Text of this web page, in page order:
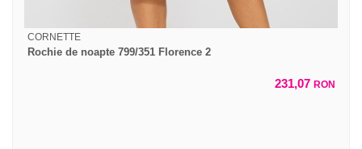
CORNETTE
Rochie de noapte 799/351 Florence 2
231,07 RON